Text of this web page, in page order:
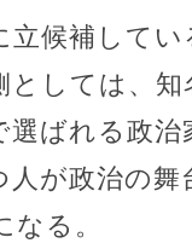
候補して
しては、
ばれる政
が政治の
る。